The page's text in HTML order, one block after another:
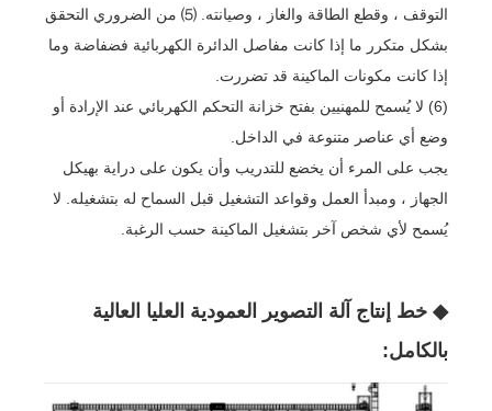
التوقف ، وقطع الطاقة والغاز ، وصيانته. ⑸ من الضروري التحقق
بشكل متكرر ما إذا كانت مفاصل الدائرة الكهربائية فضفاضة وما
إذا كانت مكونات الماكينة قد تضررت.
(6) لا يُسمح للمهنيين بفتح خزانة التحكم الكهربائي عند الإرادة أو
وضع أي عناصر متنوعة في الداخل.
يجب على المرء أن يخضع للتدريب وأن يكون على دراية بهيكل
الجهاز ، ومبدأ العمل وقواعد التشغيل قبل السماح له بتشغيله. لا
يُسمح لأي شخص آخر بتشغيل الماكينة حسب الرغبة.
◆ خط إنتاج آلة التصوير العمودية العليا العالية
بالكامل: